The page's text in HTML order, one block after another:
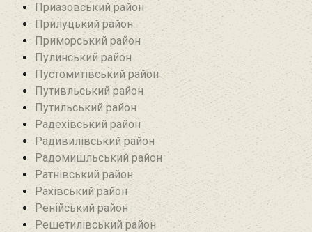
Приазовський район
Прилуцький район
Приморський район
Пулинський район
Пустомитівський район
Путивльський район‎
Путильський район
Радехівський район
Радивилівський район
Радомишльський район‎
Ратнівський район
Рахівський район
Ренійський район
Решетилівський район